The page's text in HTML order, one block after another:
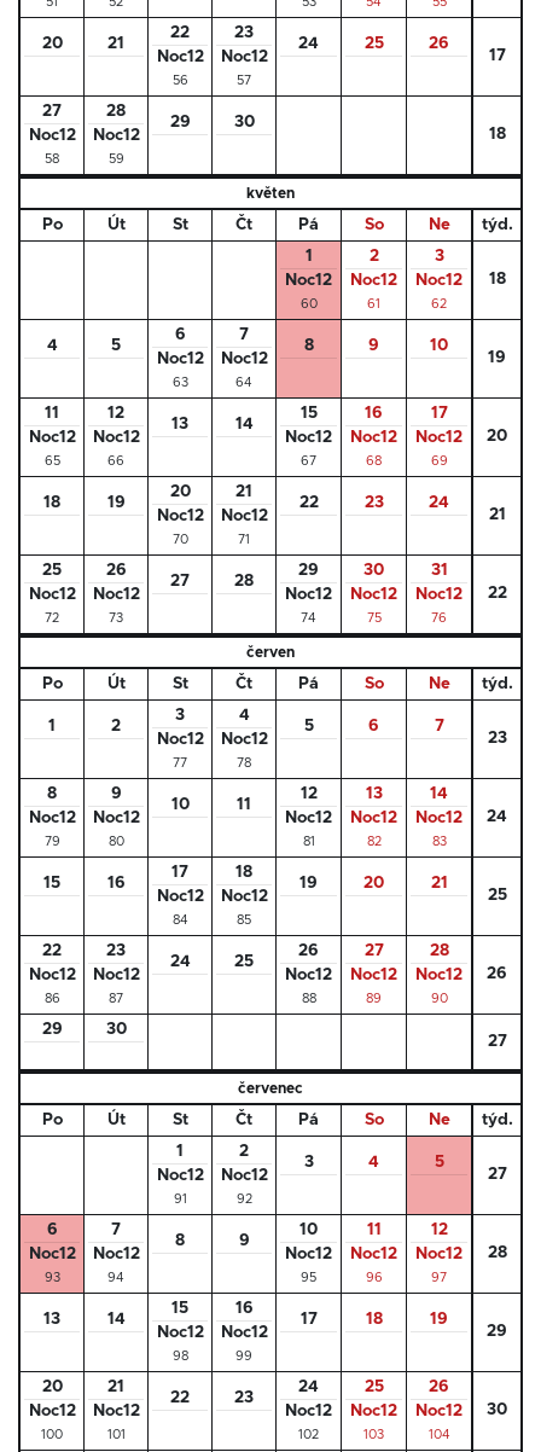
51 52 53 54 55
20 21
22
Noc12
56
23
Noc12
57
24 25 26
17
27
Noc12
58
28
Noc12
59
29 30
18
květen
Po Út St Čt Pá So Ne
týd.
1
Noc12
60
2
Noc12
61
3
Noc12
62
18
4 5
6
Noc12
63
7
Noc12
64
8 9 10
19
11
Noc12
65
12
Noc12
66
13 14
15
Noc12
67
16
Noc12
68
17
Noc12
69
20
18 19
20
Noc12
70
21
Noc12
71
22 23 24
21
25
Noc12
72
26
Noc12
73
27 28
29
Noc12
74
30
Noc12
75
31
Noc12
76
22
červen
Po Út St Čt Pá So Ne týd.
1 2
3
Noc12
77
4
Noc12
78
5 6 7
23
8
Noc12
79
9
Noc12
80
10 11
12
Noc12
81
13
Noc12
82
14
Noc12
83
24
15 16
17
Noc12
84
18
Noc12
85
19 20 21
25
22
Noc12
86
23
Noc12
87
24 25
26
Noc12
88
27
Noc12
89
28
Noc12
90
26
29 30
27
červenec
Po Út St Čt Pá So Ne
týd.
1
Noc12
91
2
Noc12
92
3 4 5
27
6
Noc12
93
7
Noc12
94
8 9
10
Noc12
95
11
Noc12
96
12
Noc12
97
28
13 14
15
Noc12
98
16
Noc12
99
17 18 19
29
20
Noc12
100
21
Noc12
101
22 23
24
Noc12
102
25
Noc12
103
26
Noc12
104
30